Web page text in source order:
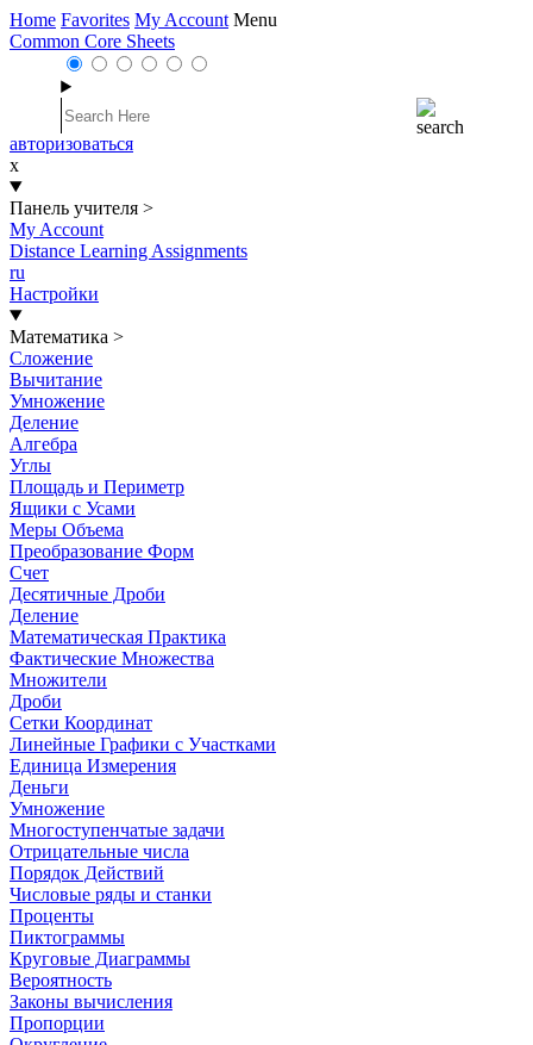
Home Favorites My Account Menu
Common Core Sheets
авторизоваться
x
Панель учителя >
My Account
Distance Learning Assignments
ru
Настройки
Математика >
Сложение
Вычитание
Умножение
Деление
Алгебра
Углы
Площадь и Периметр
Ящики с Усами
Меры Объема
Преобразование Форм
Счет
Десятичные Дроби
Деление
Математическая Практика
Фактические Множества
Множители
Дроби
Сетки Координат
Линейные Графики с Участками
Единица Измерения
Деньги
Умножение
Многоступенчатые задачи
Отрицательные числа
Порядок Действий
Числовые ряды и станки
Проценты
Пиктограммы
Круговые Диаграммы
Вероятность
Законы вычисления
Пропорции